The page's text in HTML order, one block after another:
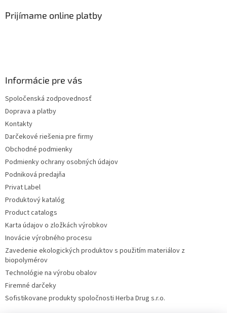
Prijímame online platby
Informácie pre vás
Spoločenská zodpovednosť
Doprava a platby
Kontakty
Darčekové riešenia pre firmy
Obchodné podmienky
Podmienky ochrany osobných údajov
Podniková predajňa
Privat Label
Produktový katalóg
Product catalogs
Karta údajov o zložkách výrobkov
Inovácie výrobného procesu
Zavedenie ekologických produktov s použitím materiálov z
biopolymérov
Technológie na výrobu obalov
Firemné darčeky
Sofistikovane produkty spoločnosti Herba Drug s.r.o.